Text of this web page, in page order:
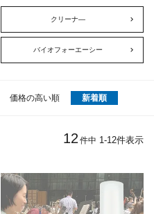
クリーナ―
バイオフォーエーシー
価格の高い順 新着順
12 件中 1-12件表示